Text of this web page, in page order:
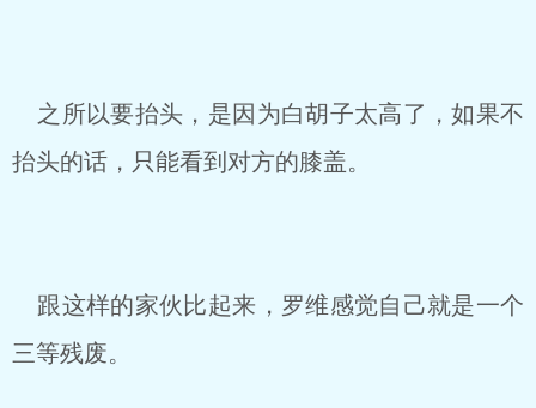
之所以要抬头，是因为白胡子太高了，如果不
抬头的话，只能看到对方的膝盖。
跟这样的家伙比起来，罗维感觉自己就是一个
三等残废。